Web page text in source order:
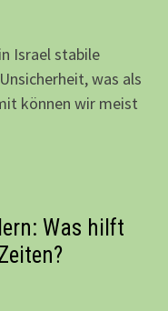
Israel stabile
was als
können wir meist
Was hilft